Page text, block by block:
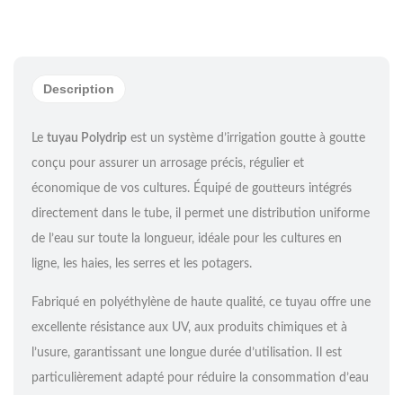
Description
Le tuyau Polydrip est un système d’irrigation goutte à goutte
conçu pour assurer un arrosage précis, régulier et
économique de vos cultures. Équipé de goutteurs intégrés
directement dans le tube, il permet une distribution uniforme
de l’eau sur toute la longueur, idéale pour les cultures en
ligne, les haies, les serres et les potagers.
Fabriqué en polyéthylène de haute qualité, ce tuyau offre une
excellente résistance aux UV, aux produits chimiques et à
l’usure, garantissant une longue durée d’utilisation. Il est
particulièrement adapté pour réduire la consommation d’eau